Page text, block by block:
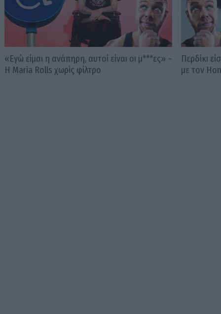
«Εγώ είμαι η ανάπηρη, αυτοί είναι οι μ***ες» –
Η Maria Rolls χωρίς φίλτρο
Περδίκι
με τον